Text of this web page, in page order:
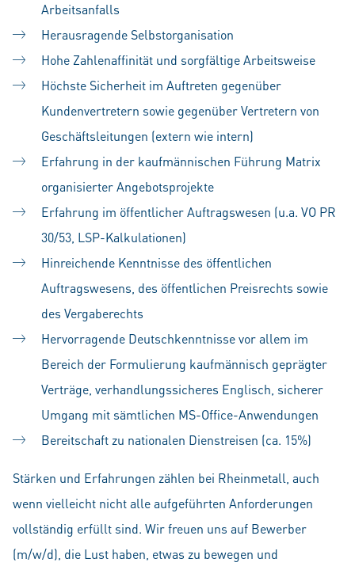
Arbeitsanfalls
Herausragende Selbstorganisation
Hohe Zahlenaffinität und sorgfältige Arbeitsweise
Höchste Sicherheit im Auftreten gegenüber
Kundenvertretern sowie gegenüber Vertretern von
Geschäftsleitungen (extern wie intern)
Erfahrung in der kaufmännischen Führung Matrix
organisierter Angebotsprojekte
Erfahrung im öffentlicher Auftragswesen (u.a. VO PR
30/53, LSP-Kalkulationen)
Hinreichende Kenntnisse des öffentlichen
Auftragswesens, des öffentlichen Preisrechts sowie
des Vergaberechts
Hervorragende Deutschkenntnisse vor allem im
Bereich der Formulierung kaufmännisch geprägter
Verträge, verhandlungssicheres Englisch, sicherer
Umgang mit sämtlichen MS-Office-Anwendungen
Bereitschaft zu nationalen Dienstreisen (ca. 15%)
Stärken und Erfahrungen zählen bei Rheinmetall, auch
wenn vielleicht nicht alle aufgeführten Anforderungen
vollständig erfüllt sind. Wir freuen uns auf Bewerber
(m/w/d), die Lust haben, etwas zu bewegen und